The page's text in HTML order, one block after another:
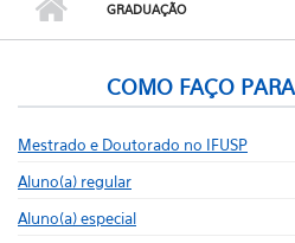
GRADUAÇÃO
COMO FAÇO
Mestrado e Doutorado no IFUSP
Aluno(a) regular
Aluno(a) especial